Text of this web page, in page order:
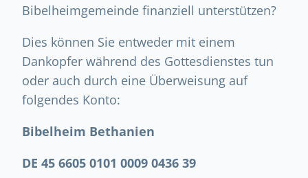
Bibelheimgemeinde finanziell unterstützen?
Dies können Sie entweder mit einem
Dankopfer während des Gottesdienstes tun
oder auch durch eine Überweisung auf
folgendes Konto:
Bibelheim Bethanien
DE 45 6605 0101 0009 0436 39